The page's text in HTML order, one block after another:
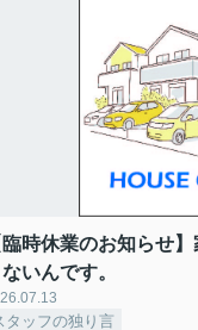
時休業のお知らせ
いんです。
タッフの独り言